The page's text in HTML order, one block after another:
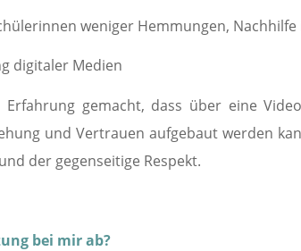
weniger Hemmungen,
digitaler Medien
gemacht, dass über eine
und Vertrauen aufgebaut werden
der gegenseitige Respekt.
bei mir ab?